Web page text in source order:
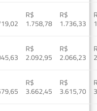
R$
1.758,78
R$
1.736,33
R$
2.092,95
R$
2.066,23
R$
3.662,45
R$
3.615,70